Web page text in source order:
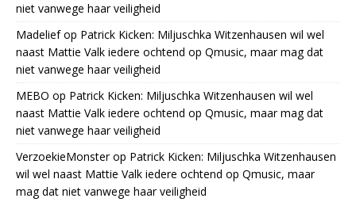
niet vanwege haar veiligheid
Madeliefop Patrick Kicken: Miljuschka Witzenhausen wil wel
naast Mattie Valk iedere ochtend op Qmusic, maar mag dat
niet vanwege haar veiligheid
MEBO op Patrick Kicken: Miljuschka Witzenhausen wil wel
naast Mattie Valk iedere ochtend op Qmusic, maar mag dat
niet vanwege haar veiligheid
VerzoekieMonsterop Patrick Kicken: Miljuschka Witzenhausen
wil wel naast Mattie Valk iedere ochtend op Qmusic, maar
mag dat niet vanwege haar veiligheid